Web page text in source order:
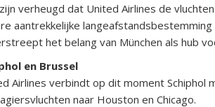
verheugd dat United Airlines de
aantrekkelijke
het belang van München als hub
en Brussel
Airlines verbindt op dit moment
naar Houston en Chicago.